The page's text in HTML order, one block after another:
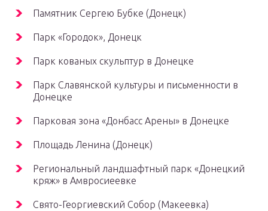
Памятник Сергею Бубке (Донецк)
Парк «Городок», Донецк
Парк кованых скульптур в Донецке
Парк Славянской культуры и письменности в
Донецке
Парковая зона «Донбасс Арены» в Донецке
Площадь Ленина (Донецк)
Региональный ландшафтный парк «Донецкий
кряж» в Амвросиеевке
Свято-Георгиевский Собор (Макеевка)